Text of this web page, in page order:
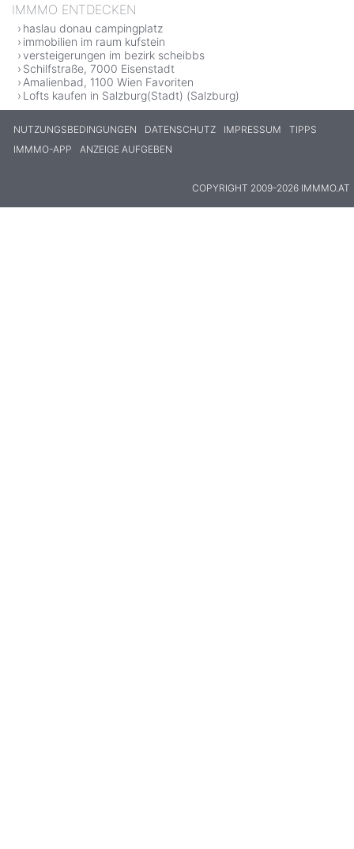
IMMMO ENTDECKEN
haslau donau campingplatz
immobilien im raum kufstein
versteigerungen im bezirk scheibbs
Schilfstraße, 7000 Eisenstadt
Amalienbad, 1100 Wien Favoriten
Lofts kaufen in Salzburg(Stadt) (Salzburg)
NUTZUNGSBEDINGUNGEN DATENSCHUTZ IMPRESSUM
TIPPS
IMMMO-APP
ANZEIGE AUFGEBEN
COPYRIGHT 2009-2026 IMMMO.AT